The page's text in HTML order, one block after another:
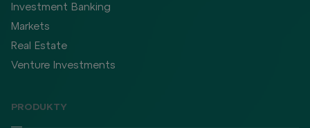
Investment Banking
Markets
Real Estate
Venture Investments
PRODUKTY